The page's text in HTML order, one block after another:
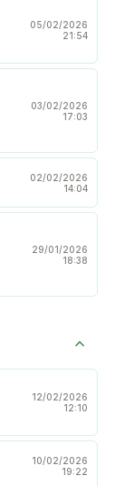
05/02/2026
21:54
03/02/2026
17:03
02/02/2026
14:04
29/01/2026
18:38
12/02/2026
12:10
10/02/2026
19:22